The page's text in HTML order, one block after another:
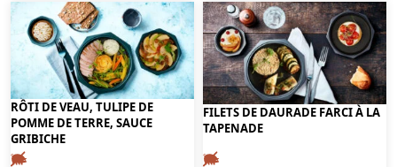
RÔTI DE VEAU, TULIPE DE
POMME DE TERRE, SAUCE
GRIBICHE
FILETS DE DAURADE FARCI À LA
TAPENADE